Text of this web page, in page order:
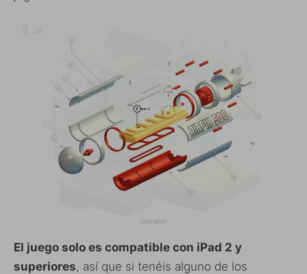
El juego solo es compatible con iPad 2 y
superiores, así que si tenéis alguno de los